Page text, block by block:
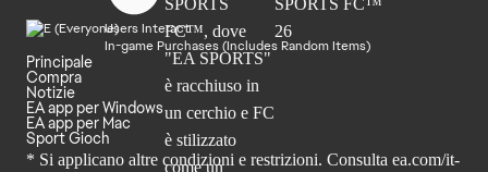
Users Interact
In-game Purchases (Includes Random Items)
Principale
Compra
Notizie
EA app per Windows
EA app per Mac
Sport Gioch
* Si applicano altre condizioni e restrizioni. Consulta ea.com/it-